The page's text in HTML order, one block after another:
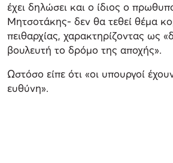
έχει δηλώσει και ο ίδιος ο
Μητσοτάκης- δεν θα τεθεί θέμα
πειθαρχίας, χαρακτηρίζοντας ως
βουλευτή το δρόμο της αποχής».
Ωστόσο είπε ότι «οι υπουργοί
ευθύνη».